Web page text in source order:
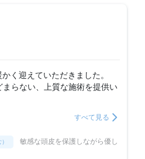
く迎えていただきました。
らない、上質な施術を提供い
すべて見る